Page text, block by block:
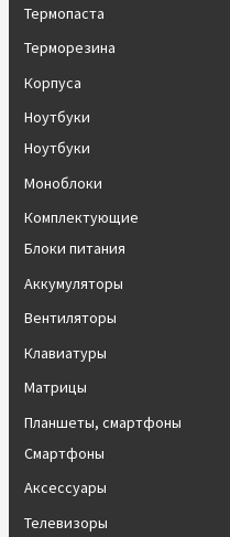
Термопаста
Терморезина
Корпуса
Ноутбуки
Ноутбуки
Моноблоки
Комплектующие
Блоки питания
Аккумуляторы
Вентиляторы
Клавиатуры
Матрицы
Планшеты, смартфоны
Смартфоны
Аксессуары
Телевизоры